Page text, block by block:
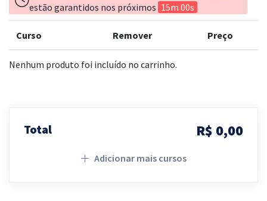
estão garantidos nos próximos 15m 00s
Curso Remover Preço
Nenhum produto foi incluído no carrinho.
Total R$ 0,00
Adicionar mais cursos